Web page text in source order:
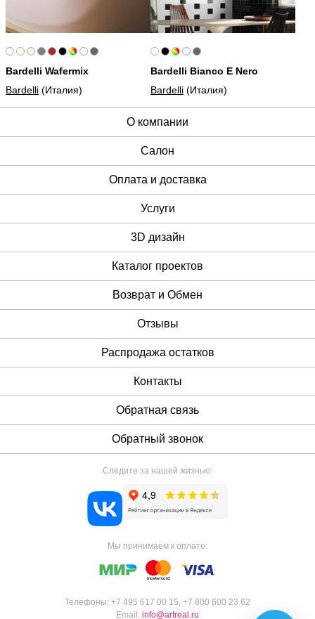
Bardelli Wafermix
Bardelli (Италия)
Bardelli Bianco E Nero
Bardelli (Италия)
О компании
Cалон
Оплата и доставка
Услуги
3D дизайн
Каталог проектов
Возврат и Обмен
Отзывы
Распродажа остатков
Контакты
Обратная связь
Обратный звонок
Телефоны: +7 495 617 00 15, +7 800 600 23 62
Email: info@artreal.ru
Следите за нашей жизнью:
Мы принимаем к оплате: